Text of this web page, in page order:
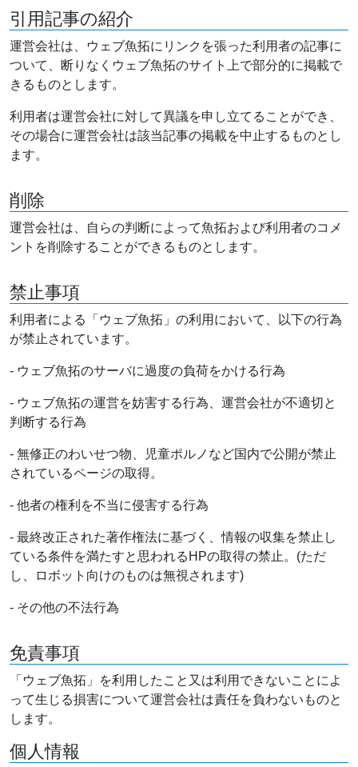
引用記事の紹介
運営会社は、ウェブ魚拓にリンクを張った利用者の記事に
ついて、断りなくウェブ魚拓のサイト上で部分的に掲載で
きるものとします。
利用者は運営会社に対して異議を申し立てることができ、
その場合に運営会社は該当記事の掲載を中止するものとし
ます。
削除
運営会社は、自らの判断によって魚拓および利用者のコメ
ントを削除することができるものとします。
禁止事項
利用者による「ウェブ魚拓」の利用において、以下の行為
が禁止されています。
- ウェブ魚拓のサーバに過度の負荷をかける行為
- ウェブ魚拓の運営を妨害する行為、運営会社が不適切と
判断する行為
- 無修正のわいせつ物、児童ポルノなど国内で公開が禁止
されているページの取得。
- 他者の権利を不当に侵害する行為
- 最終改正された著作権法に基づく、情報の収集を禁止し
ている条件を満たすと思われるHPの取得の禁止。(ただ
し、ロボット向けのものは無視されます)
- その他の不法行為
免責事項
「ウェブ魚拓」を利用したこと又は利用できないことによ
って生じる損害について運営会社は責任を負わないものと
します。
個人情報